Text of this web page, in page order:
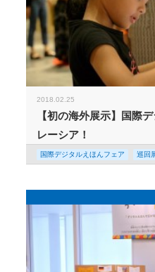
2018.02.25
【初の海外展示】国際
レーシア！
国際デジタルえほんフェア 巡回